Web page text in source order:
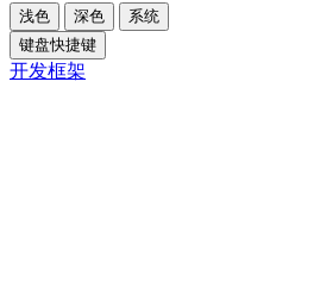
浅色 深色
系统
键盘快捷键
开发框架